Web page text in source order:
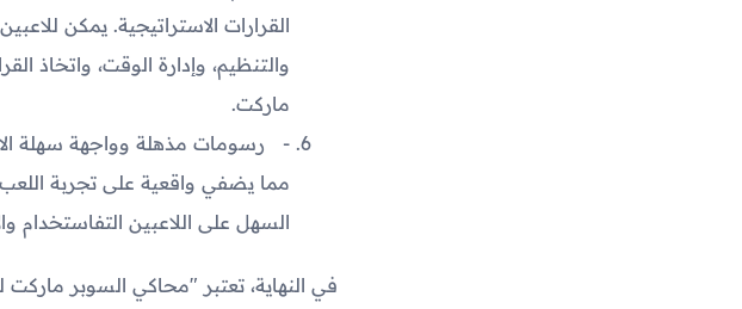
القرارات الاستراتيجية. يمكن
والتنظيم، وإدارة الوقت، واتخاذ
ماركت.
رسومات مذهلة وواجهة سهلة
مما يضفي واقعية على تجربة
السهل على اللاعبين التفاستخدام
في النهاية، تعتبر "محاكي السوبر ماركت